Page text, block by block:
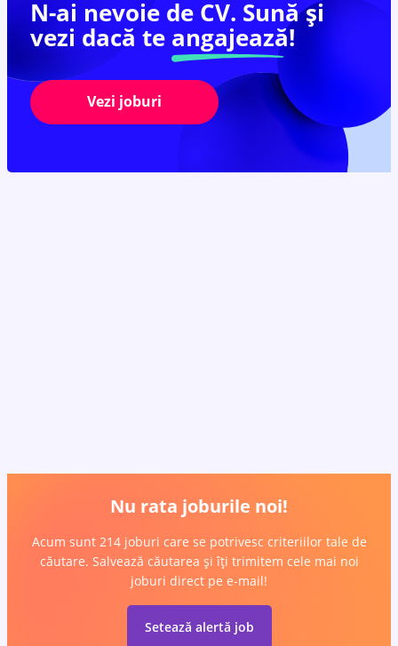
N-ai nevoie de CV. Sună și
vezi dacă te angajează!
Vezi joburi
Nu rata joburile noi!
Acum sunt 214 joburi care se potrivesc criteriilor tale de
căutare. Salvează căutarea și îți trimitem cele mai noi
joburi direct pe e-mail!
Setează alertă job